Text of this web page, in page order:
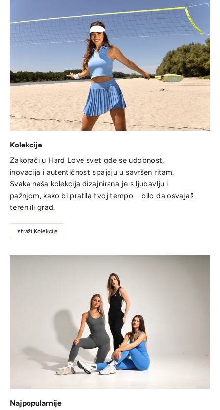
Kolekcije
Zakorači u Hard Love svet gde se udobnost,
inovacija i autentičnost spajaju u savršen ritam.
Svaka naša kolekcija dizajnirana je s ljubavlju i
pažnjom, kako bi pratila tvoj tempo – bilo da osvajaš
teren ili grad.
Istraži Kolekcije
Najpopularnije